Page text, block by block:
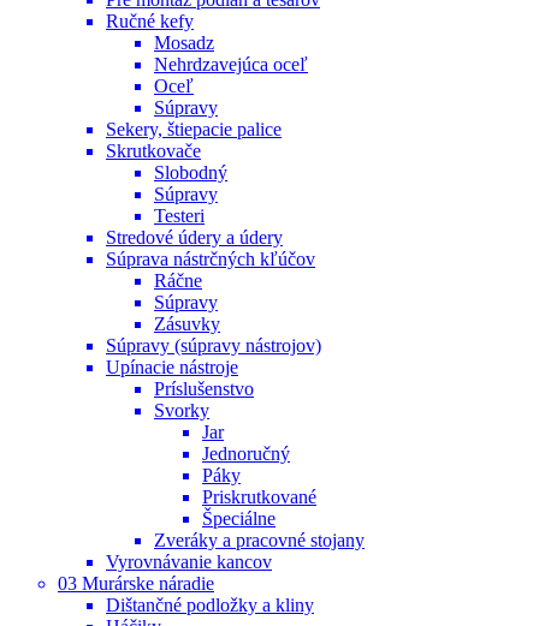
Ručné kefy
Mosadz
Nehrdzavejúca oceľ
Oceľ
Súpravy
Sekery, štiepacie palice
Skrutkovače
Slobodný
Súpravy
Testeri
Stredové údery a údery
Súprava nástrčných kľúčov
Ráčne
Súpravy
Zásuvky
Súpravy (súpravy nástrojov)
Upínacie nástroje
Príslušenstvo
Svorky
Jar
Jednoručný
Páky
Priskrutkované
Špeciálne
Zveráky a pracovné stojany
Vyrovnávanie kancov
03 Murárske náradie
Dištančné podložky a kliny